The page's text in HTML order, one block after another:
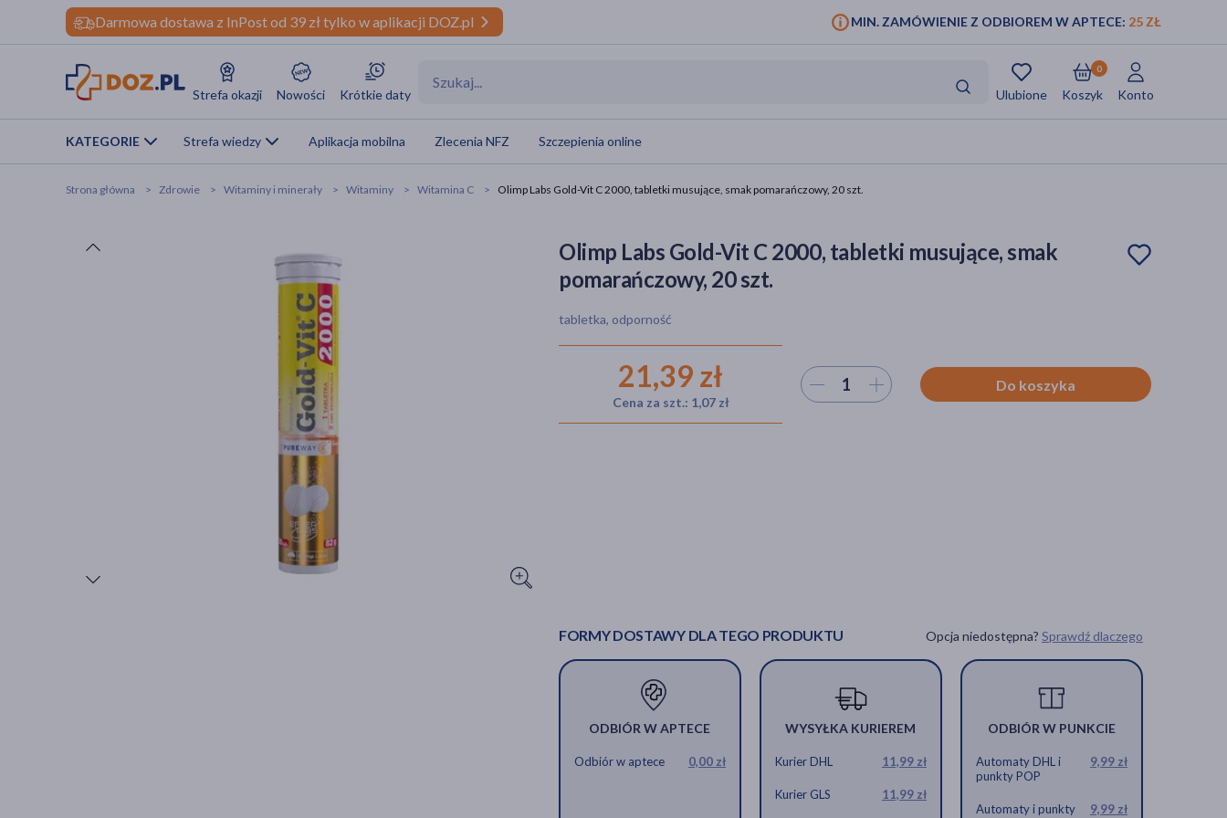
Darmowa dostawa z InPost od 39 zł tylko w aplikacji DOZ.pl MIN. ZAMÓWIENIE Z ODBIOREM W APTECE: 25 ZŁ
Strefa okazji Nowości Krótkie daty Ulubione Koszyk
0
Konto
KATEGORIE Strefa wiedzy Aplikacja mobilna Zlecenia NFZ Szczepienia online
Strona główna Zdrowie Witaminy i minerały Witaminy Witamina C Olimp Labs Gold-Vit C 2000, tabletki musujące, smak pomarańczowy, 20 szt.
Olimp Labs Gold-Vit C 2000, tabletki musujące, smak
pomarańczowy, 20 szt.
tabletka, odporność
21,39 zł
Cena za szt.: 1,07 zł
Wybierz ilość Do koszyka
FORMY DOSTAWY DLA TEGO PRODUKTU Opcja niedostępna? Sprawdź dlaczego
ODBIÓR W APTECE
Odbiór w aptece 0,00 zł
WYSYŁKA KURIEREM
Kurier DHL 11,99 zł
Kurier GLS 11,99 zł
ODBIÓR W PUNKCIE
Automaty DHL i
punkty POP
9,99 zł
Automaty i punkty
9,99 zł